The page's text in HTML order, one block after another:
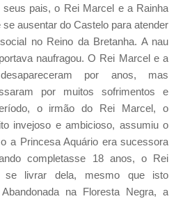
pais, o Rei Marcel e a Rainha
ausentar do Castelo para atender
no Reino da Bretanha. A nau
naufragou. O Rei Marcel e a
por anos, mas
por muitos sofrimentos e
o irmão do Rei Marcel, o
invejoso e ambicioso, assumiu o
a Princesa Aquário era sucessora
completasse 18 anos, o Rei
se livrar dela, mesmo que isto
na Floresta Negra, a